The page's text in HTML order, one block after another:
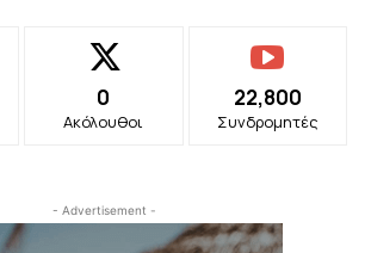
0
Ακόλουθοι
22,800
Συνδρομητές
- Advertisement -